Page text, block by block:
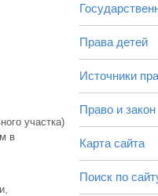
участка)
в
Права детей
Источники
Право и закон
Карта сайта
Поиск по